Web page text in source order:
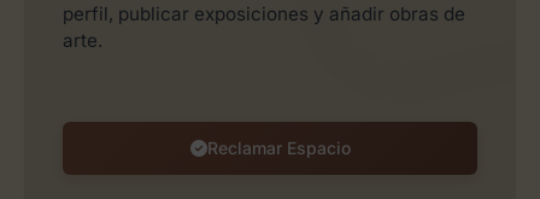
perfil, publicar exposiciones y añadir obras de
arte.
Reclamar Espacio